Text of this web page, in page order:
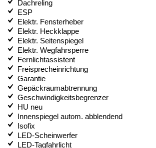
Dachreling
ESP
Elektr. Fensterheber
Elektr. Heckklappe
Elektr. Seitenspiegel
Elektr. Wegfahrsperre
Fernlichtassistent
Freisprecheinrichtung
Garantie
Gepäckraumabtrennung
Geschwindigkeitsbegrenzer
HU neu
Innenspiegel autom. abblendend
Isofix
LED-Scheinwerfer
LED-Tagfahrlicht